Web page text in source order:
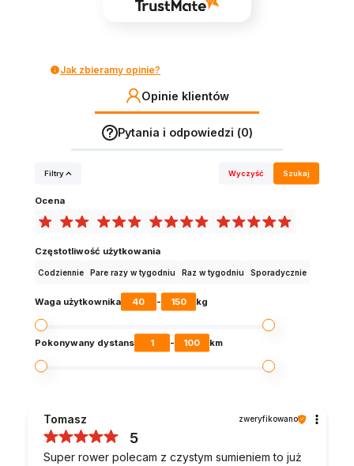
Jak zbieramy opinie?
Opinie klientów
Pytania i odpowiedzi (0)
Filtry Wyczyść Szukaj
Ocena
Częstotliwość użytkowania
Codziennie Pare razy w tygodniu Raz w tygodniu Sporadycznie
Waga użytkownika 40 - 150 kg
Pokonywany dystans 1 - 100 km
Tomasz zweryfikowano
5
Super rower polecam z czystym sumieniem to już